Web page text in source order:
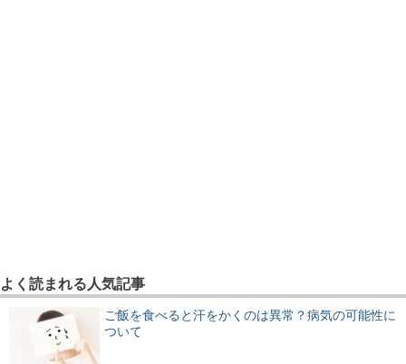
よく読まれる人気記事
ご飯を食べると汗をかくのは異常？病気の可能性に
ついて